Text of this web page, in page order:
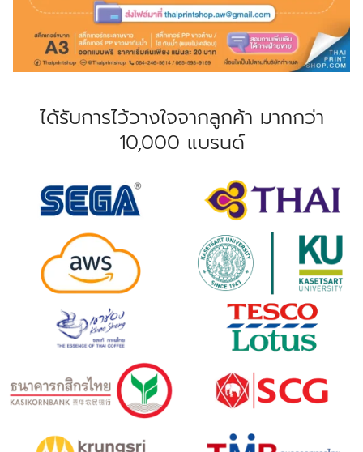
ได้รับการไว้วางใจจากลูกค้า มากกว่า
10,000 แบรนด์